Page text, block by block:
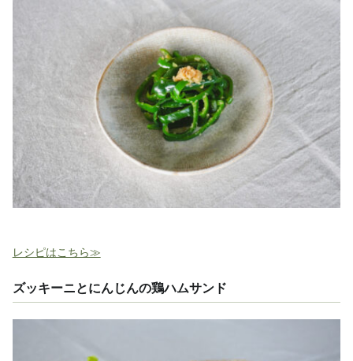
レシピはこちら≫
ズッキーニとにんじんの鶏ハムサンド